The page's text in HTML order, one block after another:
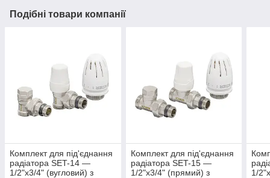
Подібні товари компанії
Комплект для під'єднання
радіатора SET-14 —
1/2"x3/4" (вугловий) з
Комплект для під'єднання
радіатора SET-15 —
1/2"x3/4" (прямий) з
1/